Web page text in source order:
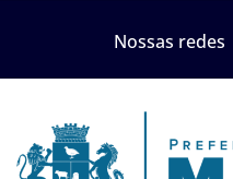
Nossas redes